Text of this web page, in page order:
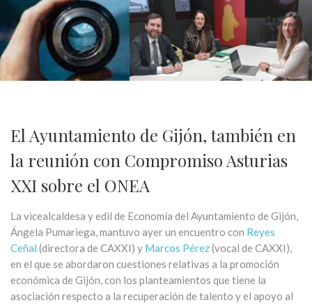
El Ayuntamiento de Gijón, también en
la reunión con Compromiso Asturias
XXI sobre el ONEA
La vicealcaldesa y edil de Economía del Ayuntamiento de Gijón,
Ángela Pumariega, mantuvo ayer un encuentro con Reyes
Ceñal (directora de CAXXI) y Marcos Pérez(vocal de CAXXI),
en el que se abordaron cuestiones relativas a la promoción
económica de Gijón, con los planteamientos que tiene la
asociación respecto a la recuperación de talento y el apoyo al